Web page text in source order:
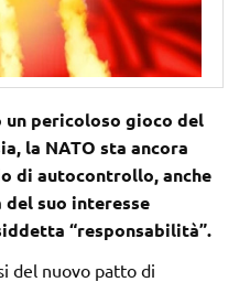
un pericoloso gioco del
la NATO sta ancora
di autocontrollo, anche
del suo interesse
“responsabilità”.
del nuovo patto di